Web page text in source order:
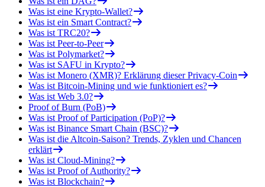
Was ist eine Krypto-Wallet?
Was ist ein Smart Contract?
Was ist TRC20?
Was ist Peer-to-Peer
Was ist Polymarket?
Was ist SAFU in Krypto?
Was ist Monero (XMR)? Erklärung dieser Privacy-Coin
Was ist Bitcoin-Mining und wie funktioniert es?
Was ist Web 3.0?
Proof of Burn (PoB)
Was ist Proof of Participation (PoP)?
Was ist Binance Smart Chain (BSC)?
Was ist die Altcoin-Saison? Trends, Zyklen und Chancen
erklärt
Was ist Cloud-Mining?
Was ist Proof of Authority?
Was ist Blockchain?